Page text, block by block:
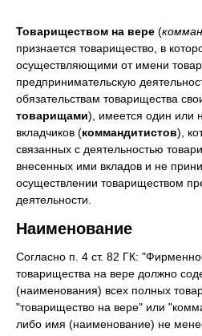
Товариществом на вере (
признается товарищество, в
осуществляющими от имени
предпринимательскую
обязательствам товарищества
товарищами), имеется один или
вкладчиков (коммандитистов),
связанных с деятельностью
внесенных ими вкладов и не
осуществлении товариществом
деятельности.
Наименование
Согласно п. 4 ст. 82 ГК:
товарищества на вере должно
(наименования) всех полных
"товарищество на вере" или
либо имя (наименование) не